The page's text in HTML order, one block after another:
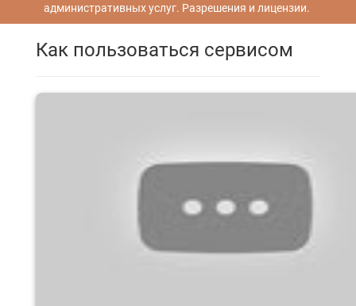
административных услуг. Разрешения и лицензии.
Как пользоваться сервисом